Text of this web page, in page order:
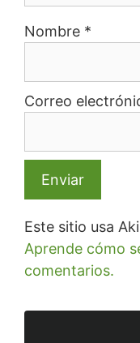
Nombre *
Correo
Este sitio usa
Aprende cómo
comentarios.